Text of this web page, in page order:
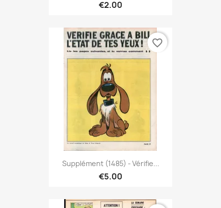
€2.00
Supplément (1485) - Vérifie...
€5.00
favorite_border